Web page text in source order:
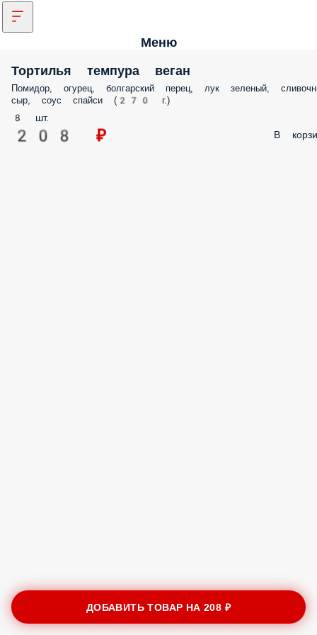
Меню
Тортилья темпура веган
Помидор, огурец, болгарский перец, лук зеленый,
сыр, соус спайси (270 г.)
8 шт.
208 ₽ В
ДОБАВИТЬ ТОВАР НА208 ₽